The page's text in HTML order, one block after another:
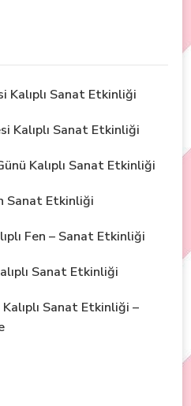
Kalıplı Sanat Etkinliği
Kalıplı Sanat Etkinliği
Kalıplı Sanat Etkinliği
Sanat Etkinliği
Fen – Sanat Etkinliği
Sanat Etkinliği
Sanat Etkinliği –